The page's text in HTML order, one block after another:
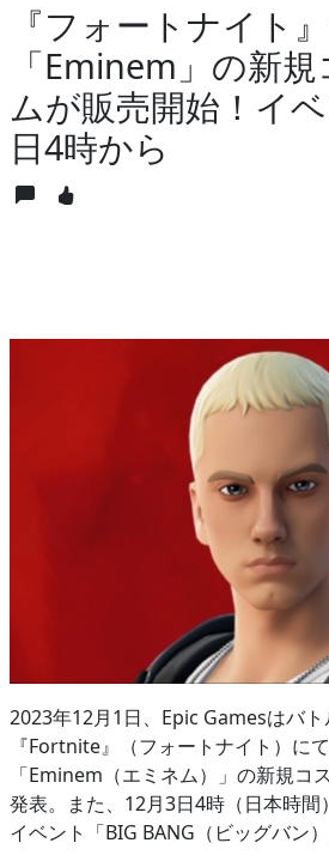
『フォートナイト
「Eminem」の新
ムが販売開始！イ
日4時から
2023年12月1日、Epic Gamesはバ
『Fortnite』（フォートナイト）に
「Eminem（エミネム）」の新規コ
発表。また、12月3日4時（日本時間
イベント「BIG BANG（ビッグバン